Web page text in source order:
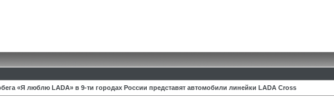
«Я люблю LADA» в 9-ти городах России представят автомобили линейки LADA Cross